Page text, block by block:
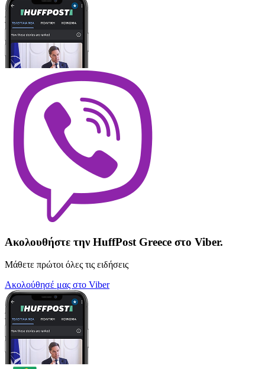
Ακολουθήστε την HuffPost Greece στο Viber.
Μάθετε πρώτοι όλες τις ειδήσεις
Ακολούθησέ μας στο Viber